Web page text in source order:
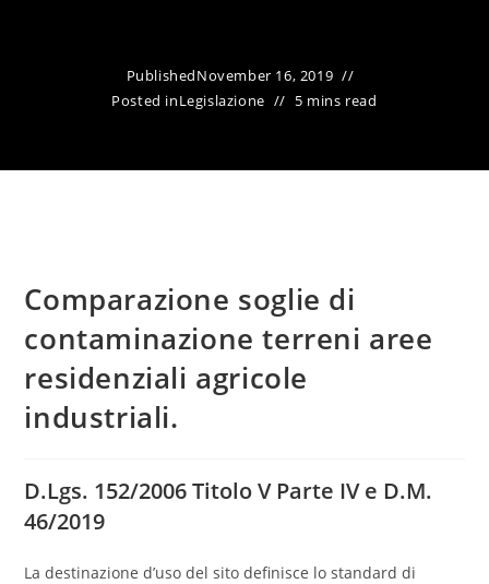
PublishedNovember 16, 2019
Posted inLegislazione 5 mins read
Comparazione soglie di
contaminazione terreni aree
residenziali agricole
industriali.
D.Lgs. 152/2006 Titolo V Parte IV e D.M.
46/2019
La destinazione d’uso del sito definisce lo standard di